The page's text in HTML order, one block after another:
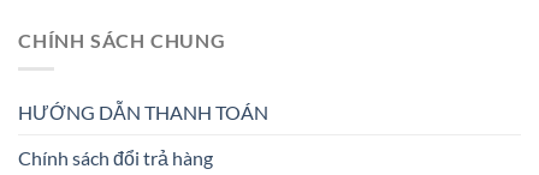
CHÍNH SÁCH CHUNG
HƯỚNG DẪN THANH TOÁN
Chính sách đổi trả hàng